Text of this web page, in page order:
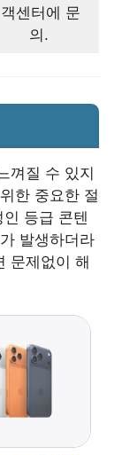
객센터에 문
의.
껴질 수 있지
한 중요한 절
등급 콘텐
발생하더라
문제없이 해